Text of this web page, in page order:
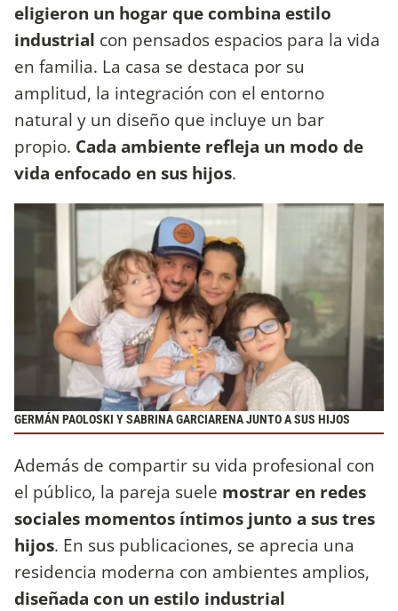
eligieron un hogar que combina estilo
industrial con pensados espacios para la vida
en familia. La casa se destaca por su
amplitud, la integración con el entorno
natural y un diseño que incluye un bar
propio. Cada ambiente refleja un modo de
vida enfocado en sus hijos.
GERMÁN PAOLOSKI Y SABRINA GARCIARENA JUNTO A SUS HIJOS
Además de compartir su vida profesional con
el público, la pareja suele mostrar en redes
sociales momentos íntimos junto a sus tres
hijos. En sus publicaciones, se aprecia una
residencia moderna con ambientes amplios,
diseñada con un estilo industrial